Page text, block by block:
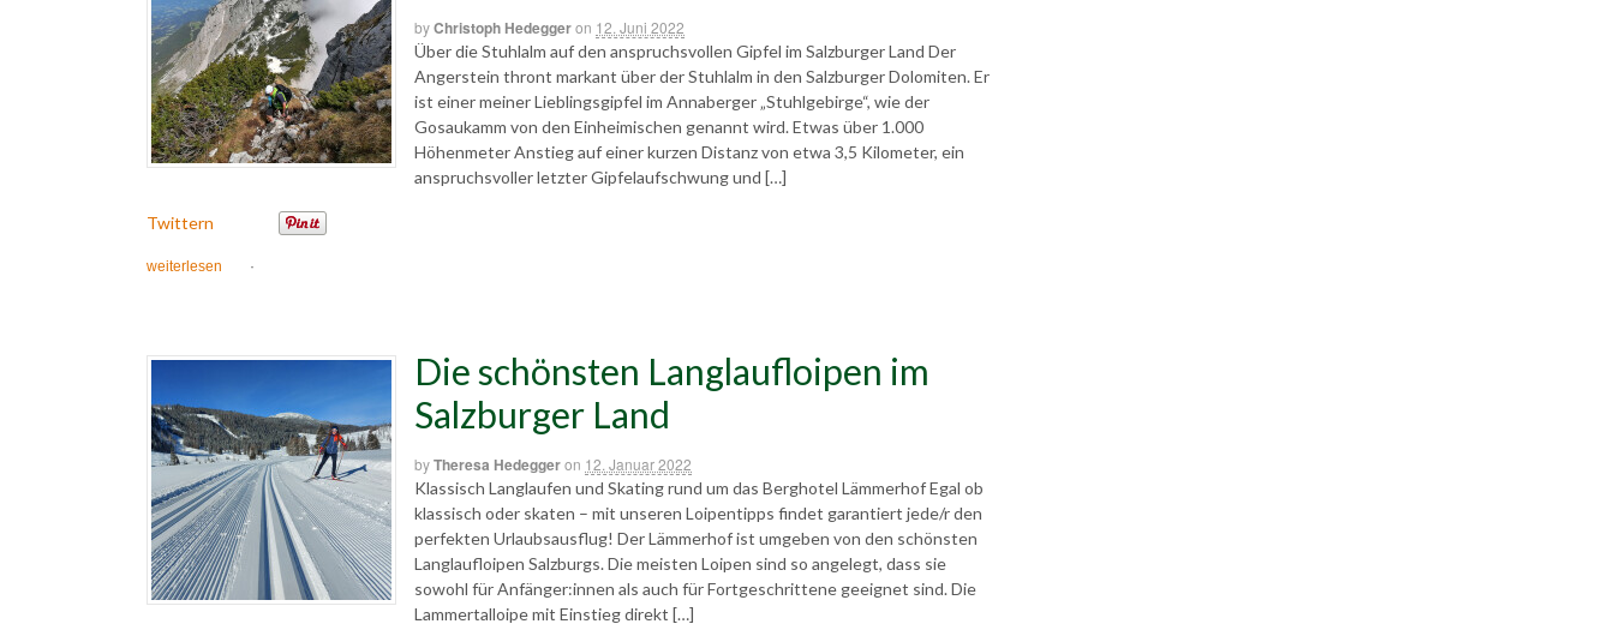
byChristoph Hedeggeron 12. Juni 2022
Über die Stuhlalm auf den anspruchsvollen Gipfel im Salzburger Land Der
Angerstein thront markant über der Stuhlalm in den Salzburger Dolomiten. Er
ist einer meiner Lieblingsgipfel im Annaberger „Stuhlgebirge“, wie der
Gosaukamm von den Einheimischen genannt wird. Etwas über 1.000
Höhenmeter Anstieg auf einer kurzen Distanz von etwa 3,5 Kilometer, ein
anspruchsvoller letzter Gipfelaufschwung und […]
Twittern
weiterlesen ·
Die schönsten Langlaufloipen im
Salzburger Land
byTheresa Hedeggeron 12. Januar 2022
Klassisch Langlaufen und Skating rund um das Berghotel Lämmerhof Egal ob
klassisch oder skaten – mit unseren Loipentipps findet garantiert jede/r den
perfekten Urlaubsausflug! Der Lämmerhof ist umgeben von den schönsten
Langlaufloipen Salzburgs. Die meisten Loipen sind so angelegt, dass sie
sowohl für Anfänger:innen als auch für Fortgeschrittene geeignet sind. Die
Lammertalloipe mit Einstieg direkt […]